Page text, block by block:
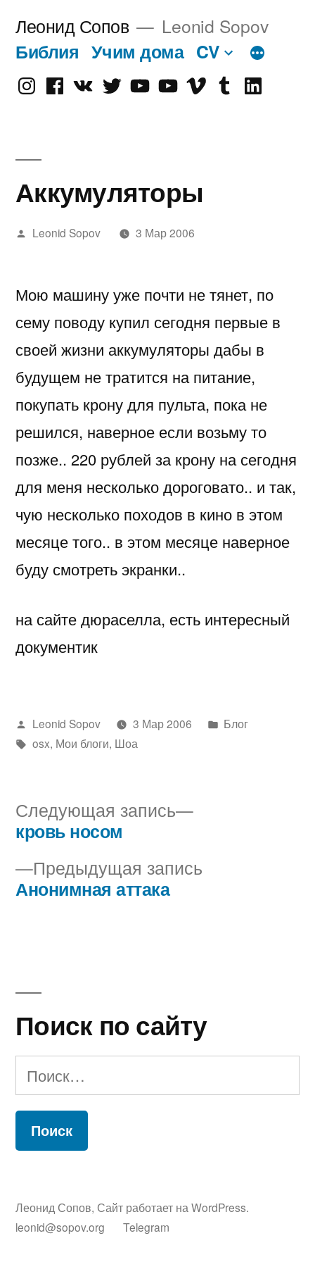
Леонид Сопов Leonid Sopov
Библия Учим дома CV
InstagramFacebook
VK TwitterYoutube
Old Vimeotumblrlinkedin
Аккумуляторы
Написано
Leonid Sopov 3 Мар 2006
Мою машину уже почти не тянет, по
сему поводу купил сегодня первые в
своей жизни аккумуляторы дабы в
будущем не тратится на питание,
покупать крону для пульта, пока не
решился, наверное если возьму то
позже.. 220 рублей за крону на сегодня
для меня несколько дороговато.. и так,
чую несколько походов в кино в этом
месяце того.. в этом месяце наверное
буду смотреть экранки..
на сайте дюраселла, есть интересный
документик
Написано
автором
Leonid Sopov 3 Мар 2006
Написано
Блог
Метки:
osx, Мои блоги, Шоа
Навигация
по
записям
Предыдущая запись
Анонимная аттака
Следующая запись
Следующая
кровь носом
Поиск по сайту
Найти:
Леонид Сопов, Сайт работает на WordPress.
leonid@sopov.org
Telegram